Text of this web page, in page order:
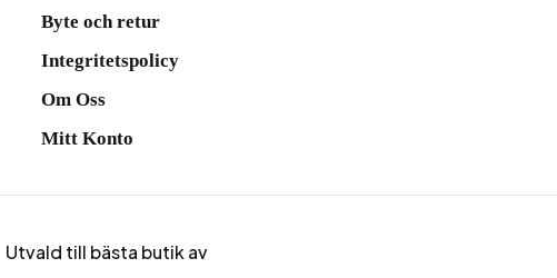
Byte och retur
Integritetspolicy
Om Oss
Mitt Konto
Utvald till bästa butik av